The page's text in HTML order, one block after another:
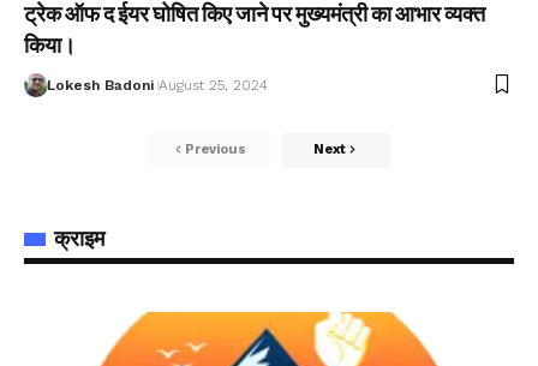
ट्रेक ऑफ द ईयर घोषित किए जाने पर मुख्यमंत्री का आभार व्यक्त
किया।
Lokesh Badoni August 25, 2024
Previous Next
क्राइम